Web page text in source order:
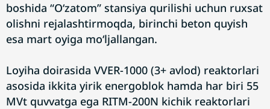
boshida “O‘zatom” stansiya qurilishi uchun ruxsat
olishni rejalashtirmoqda, birinchi beton quyish
esa mart oyiga mo‘ljallangan.
Loyiha doirasida VVER-1000 (3+ avlod) reaktorlari
asosida ikkita yirik energoblok hamda har biri 55
MVt quvvatga ega RITM-200N kichik reaktorlari